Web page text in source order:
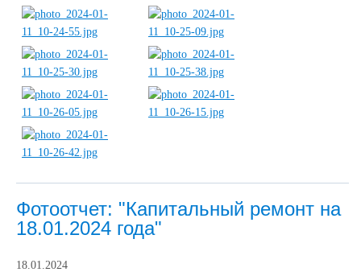
Фотоотчет: "Капитальный ремонт на
18.01.2024 года"
18.01.2024